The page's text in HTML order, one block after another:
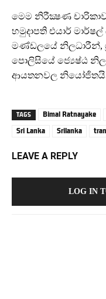
මෙම නිරීක්‍ෂණ චාරිකාව
හමුදාපති එයාර් මාර්ෂල්
මණ්ඩලයේ නිලධාරීන්,
පොලිසියේ ජ්‍යෙෂ්ඨ
ආයතනවල නියෝජිතයින්
TAGS Bimal Ratnayake
Sri Lanka
Srilanka
LEAVE A REPLY
LOG IN